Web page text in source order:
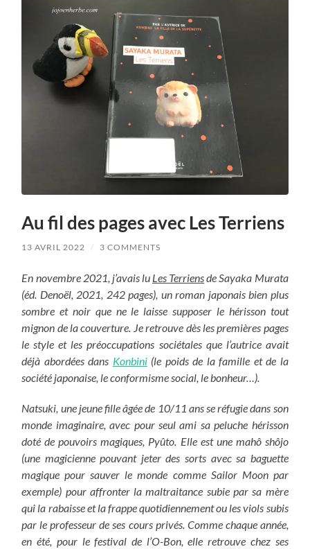
Au fil des pages avec Les Terriens
13 AVRIL 2022 / 3 COMMENTS
En novembre 2021, j’avais lu Les Terriensde Sayaka Murata
(éd. Denoël, 2021, 242 pages), un roman japonais bien plus
sombre et noir que ne le laisse supposer le hérisson tout
mignon de la couverture. Je retrouve dès les premières pages
le style et les préoccupations sociétales que l’autrice avait
déjà abordées dans Konbini(le poids de la famille et de la
société japonaise, le conformisme social, le bonheur…).
Natsuki, une jeune fille âgée de 10/11 ans se réfugie dans son
monde imaginaire, avec pour seul ami sa peluche hérisson
doté de pouvoirs magiques, Pyûto. Elle est une mahô shôjo
(une magicienne pouvant jeter des sorts avec sa baguette
magique pour sauver le monde comme Sailor Moon par
exemple) pour affronter la maltraitance subie par sa mère
qui la rabaisse et la frappe quotidiennement ou les viols subis
par le professeur de ses cours privés. Comme chaque année,
en été, pour le festival de l’O-Bon, elle retrouve chez ses